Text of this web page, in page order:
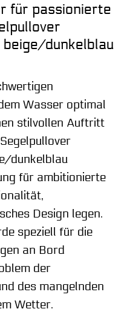
für passionierte
dunkelblau
Wasser optimal
stilvollen Auftritt
Segelpullover
dunkelblau
für ambitionierte
Design legen.
speziell für die
an Bord
der
des mangelnden
Wetter.